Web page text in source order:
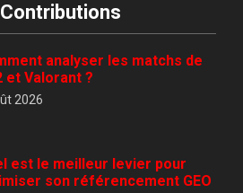
analyser les matchs de
et Valorant ?
2026
est le meilleur levier pour
son référencement GEO